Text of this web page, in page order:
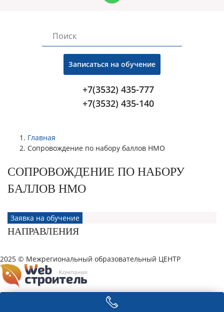
Записаться на обучение
+7(3532) 435-777
+7(3532) 435-140
Главная
Сопровождение по набору баллов НМО
СОПРОВОЖДЕНИЕ ПО НАБОРУ
БАЛЛОВ НМО
Заявка на обучение
НАПРАВЛЕНИЯ
2025 © Межрегиональный образовательный ЦЕНТР